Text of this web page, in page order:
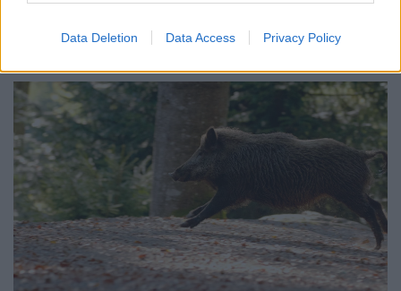
Data Deletion Data Access Privacy Policy
A Ryanair a 2026-os téli menetrend kezdetétől
felfüggeszti valamennyi, a délszerbiai Nisbe közlekedő,
illetve onnan induló járatát.